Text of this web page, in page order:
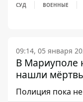
СУД ВОЕННЫЕ
09:14, 05 января
В Мариуполе
нашли
Полиция пока